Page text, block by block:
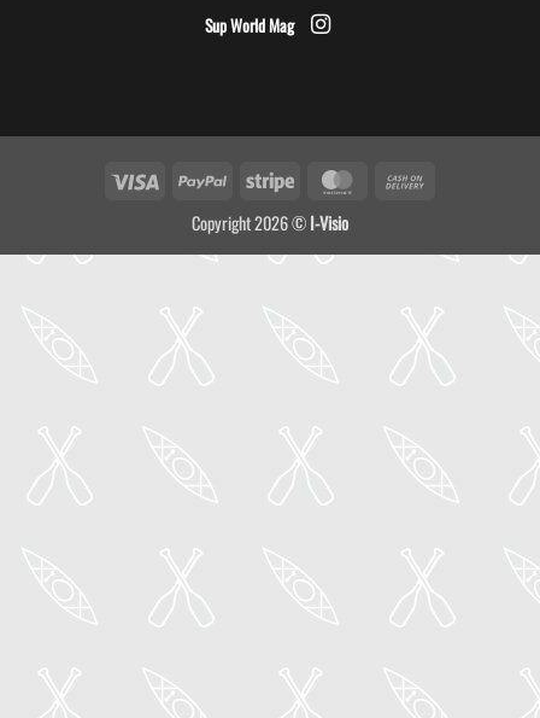
Sup World Mag
Visa PayPal Stripe MasterCard
Copyright 2026 ©I-Visio